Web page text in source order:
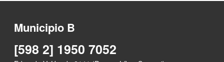
Municipio B
[598 2] 1950 7052